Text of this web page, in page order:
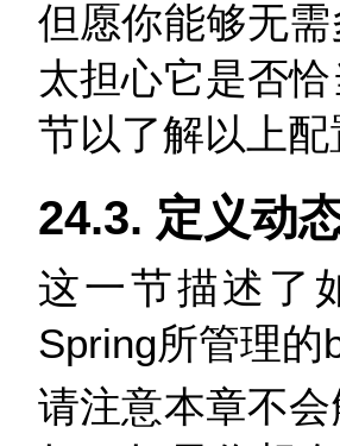
但愿你能够无
太担心它是否
节以了解以上
24.3. 定义动
这一节描述了
Spring所管理的
请注意本章不